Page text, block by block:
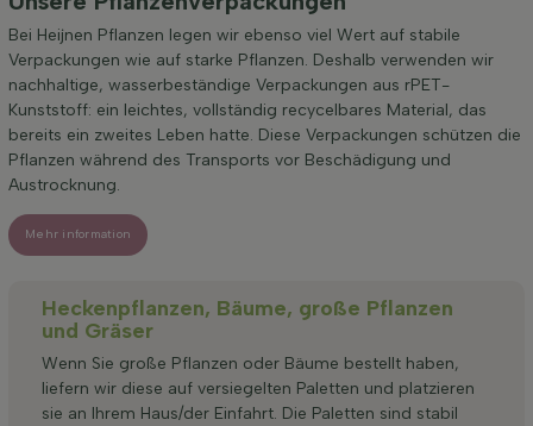
Bei Heijnen Pflanzen legen wir ebenso viel Wert auf stabile
Verpackungen wie auf starke Pflanzen. Deshalb verwenden wir
nachhaltige, wasserbeständige Verpackungen aus rPET-
Kunststoff: ein leichtes, vollständig recycelbares Material, das
bereits ein zweites Leben hatte. Diese Verpackungen schützen die
Pflanzen während des Transports vor Beschädigung und
Austrocknung.
Mehr information
Heckenpflanzen, Bäume, große Pflanzen
und Gräser
Wenn Sie große Pflanzen oder Bäume bestellt haben,
liefern wir diese auf versiegelten Paletten und platzieren
sie an Ihrem Haus/der Einfahrt. Die Paletten sind stabil